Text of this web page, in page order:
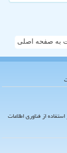
به صفحه اصلی
از فناوری اطلاعات